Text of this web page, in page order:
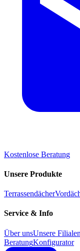
Kostenlose Beratung
Unsere Produkte
Terrassendächer
Service & Info
Über unsUnsere Filialen
BeratungKonfigurator